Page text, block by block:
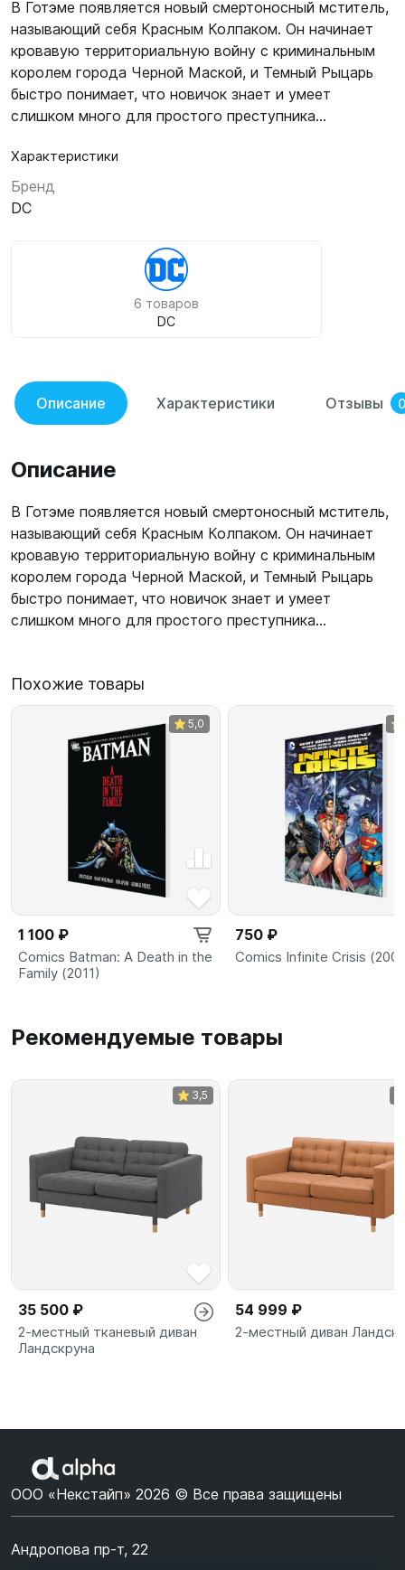
В Готэме появляется новый смертоносный мститель,
называющий себя Красным Колпаком. Он начинает
кровавую территориальную войну с криминальным
королем города Черной Маской, и Темный Рыцарь
быстро понимает, что новичок знает и умеет
слишком много для простого преступника...
Характеристики
Бренд
DC
6 товаров
DC
Описание Характеристики Отзывы 0
Описание
В Готэме появляется новый смертоносный мститель,
называющий себя Красным Колпаком. Он начинает
кровавую территориальную войну с криминальным
королем города Черной Маской, и Темный Рыцарь
быстро понимает, что новичок знает и умеет
слишком много для простого преступника...
Похожие товары
5,0
1 100 ₽
Comics Batman: A Death in the
Family (2011)
750 ₽
Comics Infinite Crisis
Рекомендуемые товары
3,5
35 500 ₽
2-местный тканевый диван
Ландскруна
54 999 ₽
2-местный диван
ООО «Некстайп» 2026 © Все права защищены
Андропова пр-т, 22